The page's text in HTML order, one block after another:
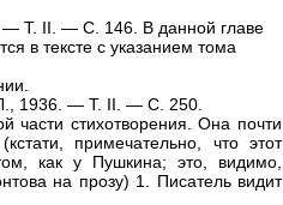
Т. II. — С. 146. В данной главе
в тексте с указанием тома
1936. — Т. II. — С. 250.
части стихотворения. Она почти
примечательно, что этот
как у Пушкина; это, видимо,
на прозу) 1. Писатель видит